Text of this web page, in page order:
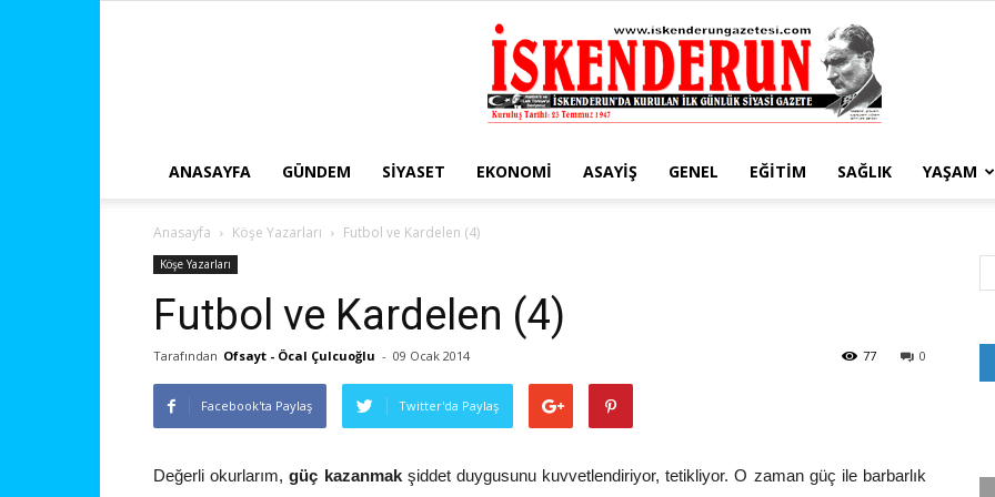
ANASAYFA GÜNDEM SIYASET EKONOMI ASAYIŞ GENEL EĞITIM SAĞLIK YAŞAM
Anasayfa Köşe Yazarları Futbol ve Kardelen (4)
Köşe Yazarları
Futbol ve Kardelen (4)
Tarafından Ofsayt - Öcal Çulcuoğlu - 09 Ocak 2014 0
77
Facebook'ta Paylaş Twitter'da Paylaş
Değerli okurlarım,güç kazanmakşiddet duygusunu kuvvetlendiriyor, tetikliyor. O zaman güç ile barbarlık